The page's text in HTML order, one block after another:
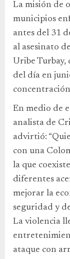
La misión de
municipios
antes del 31
al asesinato
Uribe Turbay,
del día en
En medio de
analista de
advirtió:
con una
la que
diferentes
mejorar la
seguridad y
La violencia
ataque con